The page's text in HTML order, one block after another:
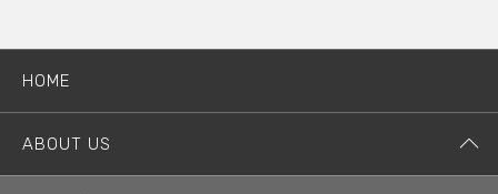
HOME
ABOUT US